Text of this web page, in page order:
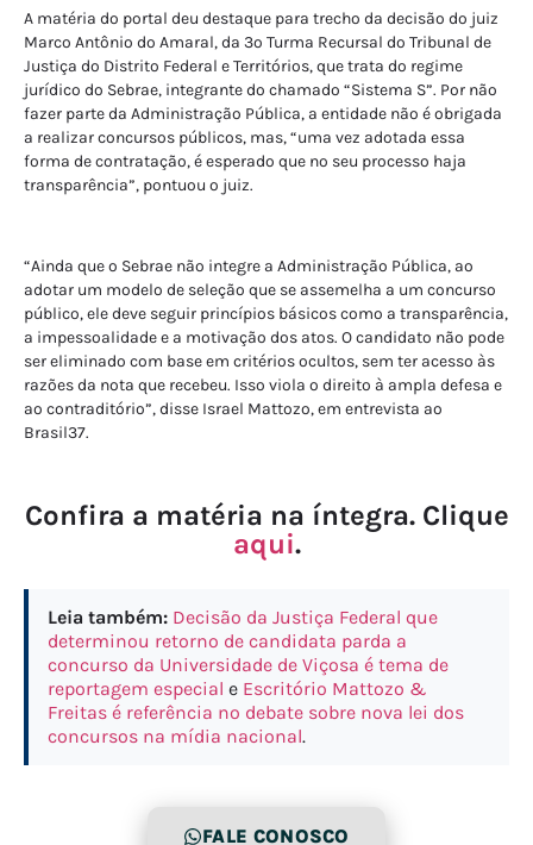
A matéria do portal deu destaque para trecho da decisão do juiz
Marco Antônio do Amaral, da 3º Turma Recursal do Tribunal de
Justiça do Distrito Federal e Territórios, que trata do regime
jurídico do Sebrae, integrante do chamado “Sistema S”. Por não
fazer parte da Administração Pública, a entidade não é obrigada
a realizar concursos públicos, mas, “uma vez adotada essa
forma de contratação, é esperado que no seu processo haja
transparência”, pontuou o juiz.
“Ainda que o Sebrae não integre a Administração Pública, ao
adotar um modelo de seleção que se assemelha a um concurso
público, ele deve seguir princípios básicos como a transparência,
a impessoalidade e a motivação dos atos. O candidato não pode
ser eliminado com base em critérios ocultos, sem ter acesso às
razões da nota que recebeu. Isso viola o direito à ampla defesa e
ao contraditório”, disse Israel Mattozo, em entrevista ao
Brasil37.
Confira a matéria na íntegra. Clique
aqui.
Leia também: Decisão da Justiça Federal que
determinou retorno de candidata parda a
concurso da Universidade de Viçosa é tema de
reportagem especial e Escritório Mattozo &
Freitas é referência no debate sobre nova lei dos
concursos na mídia nacional.
FALE CONOSCO